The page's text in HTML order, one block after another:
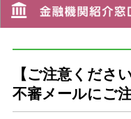
【ご注意くださ
不審メールにご